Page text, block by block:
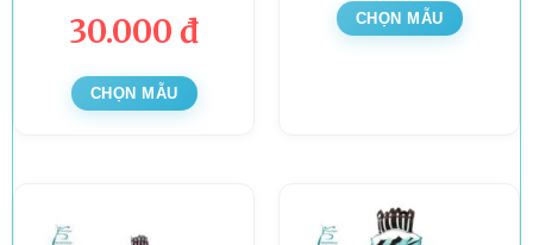
30.000 đ
CHỌN MẪU
CHỌN MẪU